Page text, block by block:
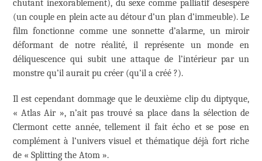
chutant inexorablement), du sexe comme palliatif désespéré
(un couple en plein acte au détour d’un plan d’immeuble). Le
film fonctionne comme une sonnette d’alarme, un miroir
déformant de notre réalité, il représente un monde en
déliquescence qui subit une attaque de l’intérieur par un
monstre qu’il aurait pu créer (qu’il a créé ?).
Il est cependant dommage que le deuxième clip du diptyque,
« Atlas Air », n’ait pas trouvé sa place dans la sélection de
Clermont cette année, tellement il fait écho et se pose en
complément à l’univers visuel et thématique déjà fort riche
de « Splitting the Atom ».